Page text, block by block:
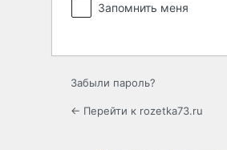
Запомнить меня
Забыли пароль?
← Перейти к rozetka73.ru